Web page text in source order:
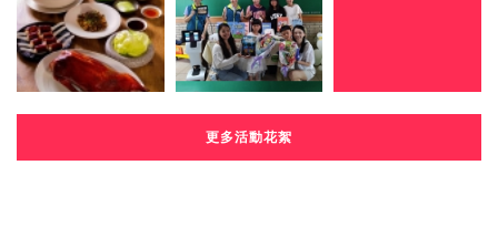
更多活動花絮